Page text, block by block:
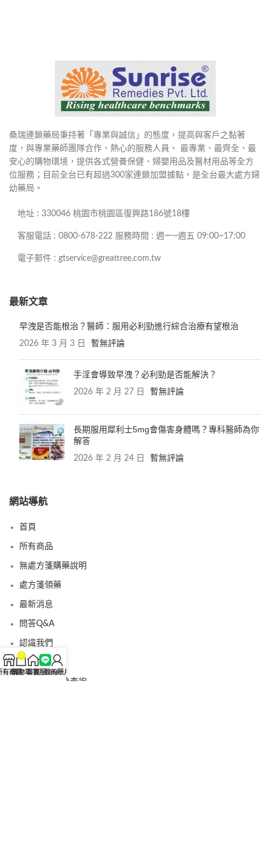
桑瑞連鎖藥局秉持著「專業與誠信」的態度，提高與客戶之黏著
度，與專業藥師團隊合作、熱心的服務人員、 最專業、最齊全、最
安心的購物環境，提供各式營養保健、婦嬰用品及醫材用品等全方
位服務；目前全台已有超過300家連鎖加盟據點，是全台最大處方婦
幼藥局。
地址 : 330046 桃園市桃園區復興路186號18樓
客服電話 : 0800-678-222 服務時間 : 週一~週五 09:00~17:00
電子郵件 : gtservice@greattree.com.tw
最新文章
早洩是否能根治？醫師：服用必利勁進行綜合治療有望根治
2026 年 3 月 3 日 暫無評論
手淫會導致早洩？必利勁是否能解決？
2026 年 2 月 27 日 暫無評論
長期服用犀利士5mg會傷害身體嗎？專科醫師為你
解答
2026 年 2 月 24 日 暫無評論
網站導航
首頁
所有商品
無處方箋購藥說明
處方箋領藥
最新消息
問答Q&A
認識我們
聯絡我們
美國黑金真偽查詢
有商品
0
購物車首頁客服Line
我的賬戶